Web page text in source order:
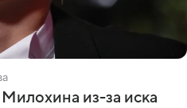
из-за иска